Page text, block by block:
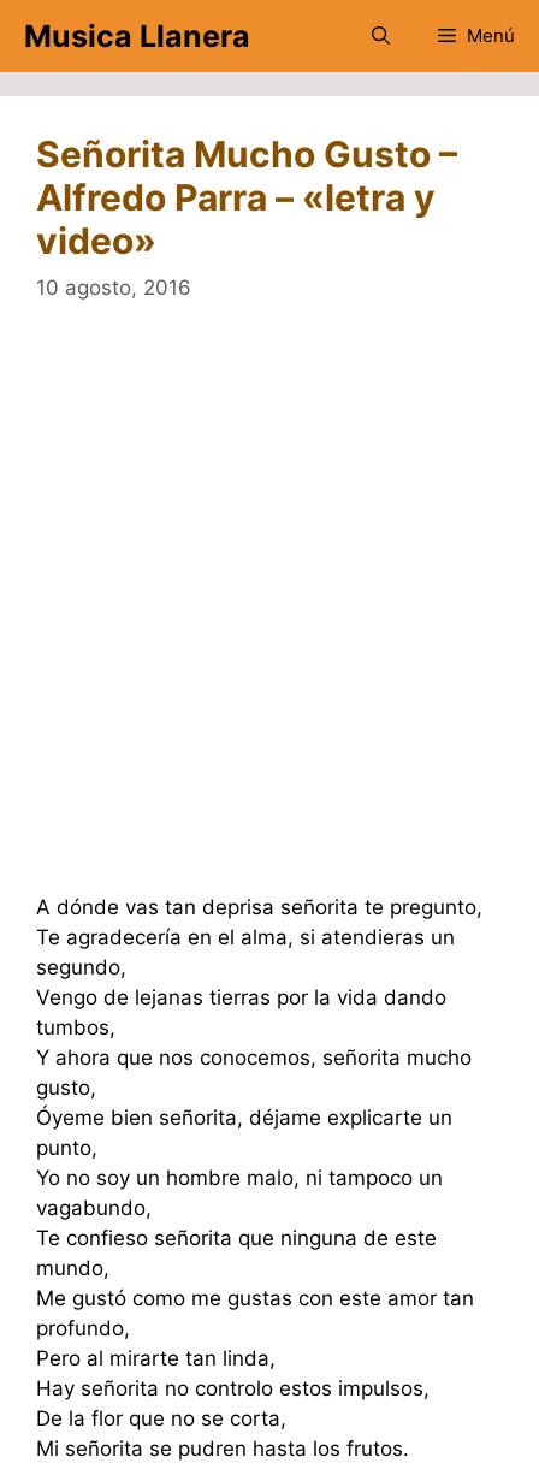
contenido
Musica Llanera Menú
Señorita Mucho Gusto –
Alfredo Parra – «letra y
video»
10 agosto, 2016
A dónde vas tan deprisa señorita te pregunto,
Te agradecería en el alma, si atendieras un
segundo,
Vengo de lejanas tierras por la vida dando
tumbos,
Y ahora que nos conocemos, señorita mucho
gusto,
Óyeme bien señorita, déjame explicarte un
punto,
Yo no soy un hombre malo, ni tampoco un
vagabundo,
Te confieso señorita que ninguna de este
mundo,
Me gustó como me gustas con este amor tan
profundo,
Pero al mirarte tan linda,
Hay señorita no controlo estos impulsos,
De la flor que no se corta,
Mi señorita se pudren hasta los frutos.